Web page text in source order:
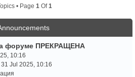
• Page 1 Of1
форуме ПРЕКРАЩЕНА
10:16
31 Jul 2025, 10:16